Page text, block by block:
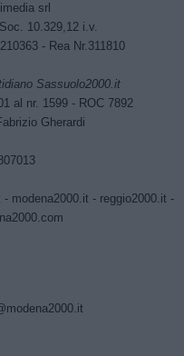
srl
10.329,12 i.v.
- Rea Nr.311810
Sassuolo2000.it
al nr. 1599 - ROC 7892
Gherardi
- modena2000.it - reggio2000.it -